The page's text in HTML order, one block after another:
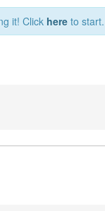
it! Click here to start.